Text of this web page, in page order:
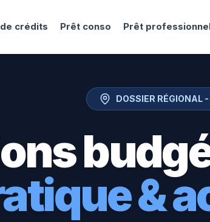
crédits Prêt conso Prêt
DOSSIER RÉGIONAL -
&